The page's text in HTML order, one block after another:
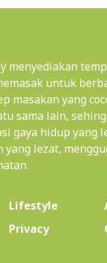
menyediakan
untuk
masakan yang
sama lain,
gaya hidup yang
lezat,
Lifestyle
Privacy